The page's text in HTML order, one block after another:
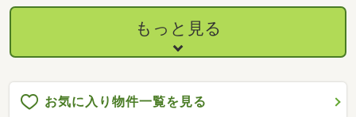
もっと見る
お気に入り物件一覧を見る